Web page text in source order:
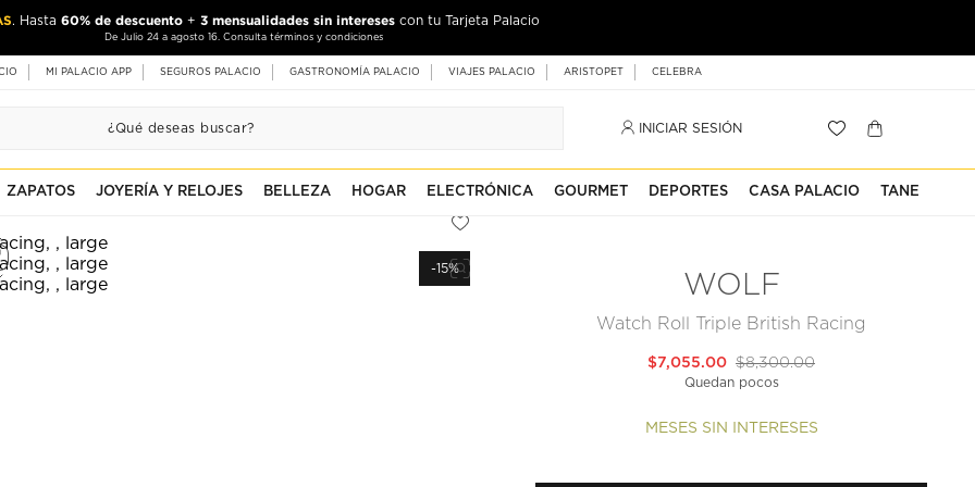
. Hasta 60% de descuento + 3 mensualidades sin intereses con tu Tarjeta Palacio
De Julio 24 a agosto 16. Consulta términos y condiciones
MI PALACIO APP SEGUROS PALACIO GASTRONOMÍA PALACIO VIAJES PALACIO ARISTOPET CELEBRA
INICIAR SESIÓN
ZAPATOS JOYERÍA Y RELOJES BELLEZA HOGAR ELECTRÓNICA GOURMET DEPORTES CASA PALACIO TANE
-15%
WOLF
Watch Roll Triple British Racing
$8,300.00
$7,055.00
Quedan pocos
MESES SIN INTERESES